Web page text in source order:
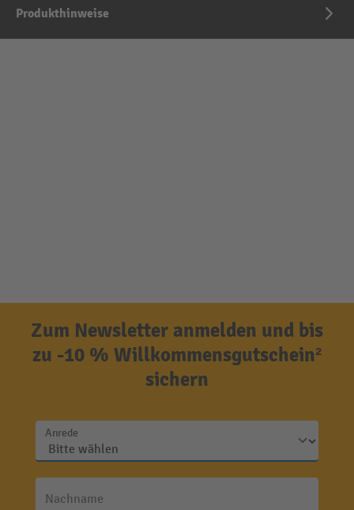
Produkthinweise
Zum Newsletter anmelden und bis
zu -10 % Willkommensgutschein²
sichern
Anrede
Nachname